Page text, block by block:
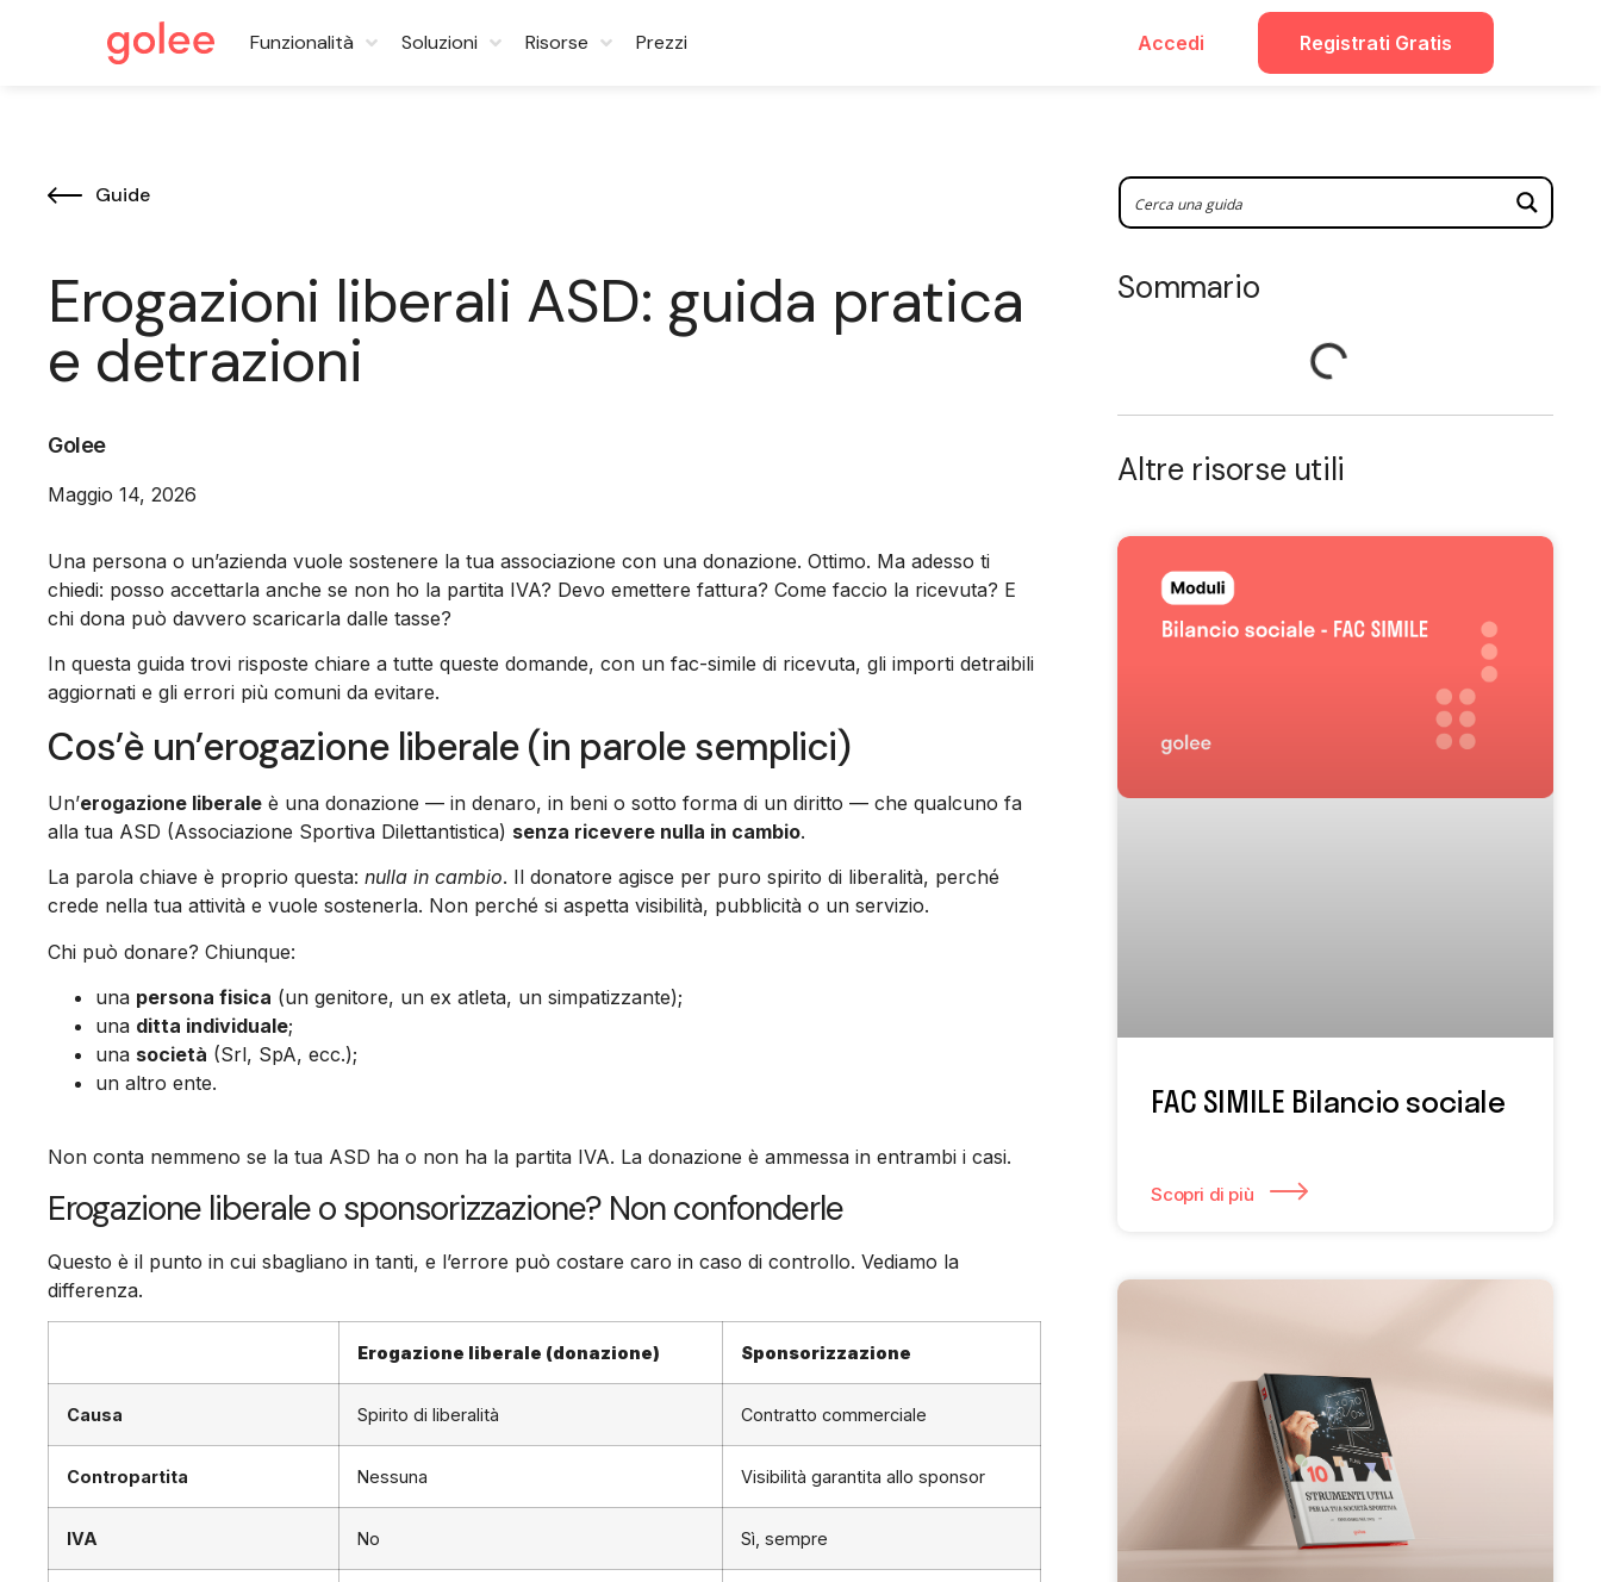
Funzionalità Soluzioni Risorse Prezzi Accedi Registrati Gratis
Guide
Erogazioni liberali ASD: guida pratica
e detrazioni
Golee
Maggio 14, 2026
Una persona o un’azienda vuole sostenere la tua associazione con una donazione. Ottimo. Ma adesso ti
chiedi: posso accettarla anche se non ho la partita IVA? Devo emettere fattura? Come faccio la ricevuta? E
chi dona può davvero scaricarla dalle tasse?
In questa guida trovi risposte chiare a tutte queste domande, con un fac-simile di ricevuta, gli importi detraibili
aggiornati e gli errori più comuni da evitare.
Cos’è un’erogazione liberale (in parole semplici)
Un’erogazione liberale è una donazione — in denaro, in beni o sotto forma di un diritto — che qualcuno fa
alla tua ASD (Associazione Sportiva Dilettantistica) senza ricevere nulla in cambio.
La parola chiave è proprio questa: nulla in cambio. Il donatore agisce per puro spirito di liberalità, perché
crede nella tua attività e vuole sostenerla. Non perché si aspetta visibilità, pubblicità o un servizio.
Chi può donare? Chiunque:
una persona fisica (un genitore, un ex atleta, un simpatizzante);
una ditta individuale;
una società (Srl, SpA, ecc.);
un altro ente.
Non conta nemmeno se la tua ASD ha o non ha la partita IVA. La donazione è ammessa in entrambi i casi.
Erogazione liberale o sponsorizzazione? Non confonderle
Questo è il punto in cui sbagliano in tanti, e l’errore può costare caro in caso di controllo. Vediamo la
differenza.
Erogazione liberale (donazione) Sponsorizzazione
Causa Spirito di liberalità Contratto commerciale
Contropartita Nessuna Visibilità garantita allo sponsor
IVA No Sì, sempre
Sommario
Altre risorse utili
FAC SIMILE Bilancio sociale
Scopri di più